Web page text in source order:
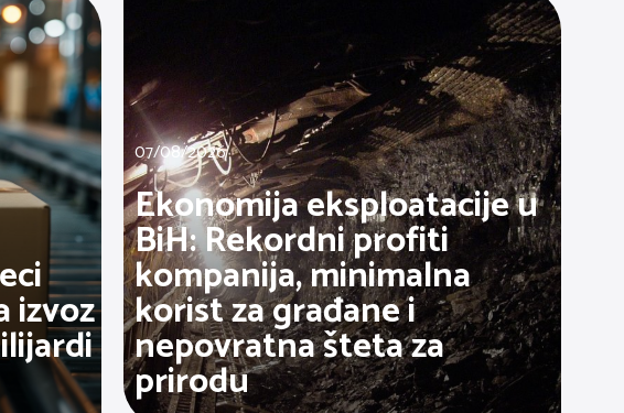
izvoz
07/08/2026
Ekonomija eksploatacije u
BiH: Rekordni profiti
kompanija, minimalna
korist za građane i
nepovratna šteta za
prirodu